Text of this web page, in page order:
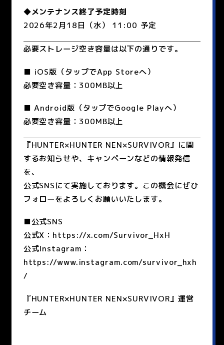
◆メンテナンス終了予定時刻
2026年2月18日（水） 11:00 予定
必要ストレージ空き容量は以下の通りです。
■ iOS版（タップでApp Storeへ）
必要空き容量：300MB以上
■ Android版（タップでGoogle Playへ）
必要空き容量：300MB以上
『HUNTER×HUNTER NEN×SURVIVOR』に関
するお知らせや、キャンペーンなどの情報発信
を、
公式SNSにて実施しております。この機会にぜひ
フォローをよろしくお願いいたします。
■公式SNS
公式X：https://x.com/Survivor_HxH
公式Instagram：
https://www.instagram.com/survivor_hxh
/
『HUNTER×HUNTER NEN×SURVIVOR』運営
チーム